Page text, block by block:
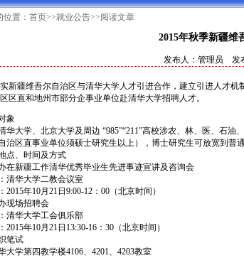
位置：首页>>就业公告>>阅读文章
2015年秋季新疆维
发布人：管理员 发
新疆维吾尔自治区与清华大学人才引进合作，建立引进人才
区直和地州市部分企事业单位赴清华大学招聘人才。
象
华大学、北京大学及周边 “985”“211”高校涉农、林、医、石
治区直事业单位须硕士研究生以上），博士研究生可放宽到普通
点、时间及方式
在新疆工作清华优秀毕业生先进事迹宣讲及咨询会
清华大学二教会议室
年10月21日9:00-12：00（北京时间）
现场招聘会
清华大学工会俱乐部
年10月21日13:30-16：30（北京时间）
笔试
大学第四教学楼4106、4201、4203教室